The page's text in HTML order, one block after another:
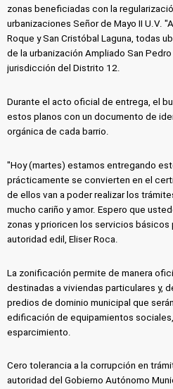
zonas beneficiadas con la
urbanizaciones Señor de Mayo II U.V.
Roque y San Cristóbal Laguna, todas
de la urbanización Ampliado San
jurisdicción del Distrito 12.
Durante el acto oficial de entrega, el
estos planos con un documento de
orgánica de cada barrio.
"Hoy (martes) estamos entregando
prácticamente se convierten en el
de ellos van a poder realizar los
mucho cariño y amor. Espero que
zonas y prioricen los servicios básicos
autoridad edil, Eliser Roca.
La zonificación permite de manera
destinadas a viviendas particulares y,
predios de dominio municipal que
edificación de equipamientos
esparcimiento.
Cero tolerancia a la corrupción en
autoridad del Gobierno Autónomo